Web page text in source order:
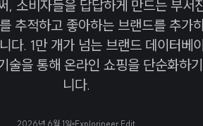
, 소비자들을 답답하게 만드는 부서
추적하고 좋아하는 브랜드를 추가
다. 1만 개가 넘는 브랜드 데이터베
술을 통해 온라인 쇼핑을 단순화하
니다.
2026년 6월 1일 Explorineer Edit